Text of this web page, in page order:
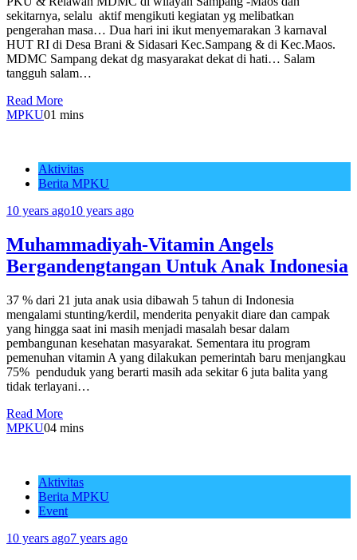
sekitarnya, selalu aktif mengikuti kegiatan yg melibatkan
pengerahan masa… Dua hari ini ikut menyemarakan 3 karnaval
HUT RI di Desa Brani & Sidasari Kec.Sampang & di Kec.Maos.
MDMC Sampang dekat dg masyarakat dekat di hati… Salam
tangguh salam…
Read More
MPKU01 mins
Aktivitas
Berita MPKU
10 years ago10 years ago
Muhammadiyah-Vitamin Angels
Bergandengtangan Untuk Anak Indonesia
37 % dari 21 juta anak usia dibawah 5 tahun di Indonesia
mengalami stunting/kerdil, menderita penyakit diare dan campak
yang hingga saat ini masih menjadi masalah besar dalam
pembangunan kesehatan masyarakat. Sementara itu program
pemenuhan vitamin A yang dilakukan pemerintah baru menjangkau
75% penduduk yang berarti masih ada sekitar 6 juta balita yang
tidak terlayani…
Read More
MPKU04 mins
Aktivitas
Berita MPKU
Event
10 years ago7 years ago